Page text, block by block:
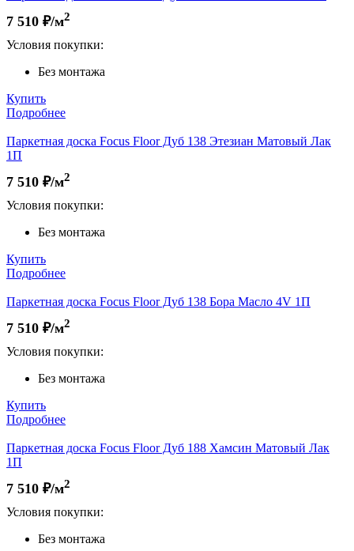
7 510 ₽/м2
Условия покупки:
Без монтажа
Купить
Подробнее
Паркетная доска Focus Floor Дуб 138 Этезиан Матовый Лак
1П
7 510 ₽/м2
Условия покупки:
Без монтажа
Купить
Подробнее
Паркетная доска Focus Floor Дуб 138 Бора Масло 4V 1П
7 510 ₽/м2
Условия покупки:
Без монтажа
Купить
Подробнее
Паркетная доска Focus Floor Дуб 188 Хамсин Матовый Лак
1П
7 510 ₽/м2
Условия покупки:
Без монтажа